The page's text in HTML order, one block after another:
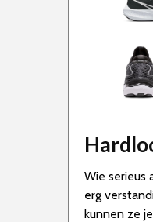
Wie serieus
erg
kunnen ze